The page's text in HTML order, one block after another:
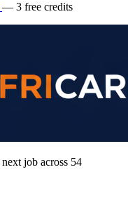
— 3 free credits
job across 54